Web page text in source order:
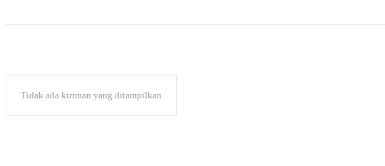
Tidak ada kiriman yang ditampilkan